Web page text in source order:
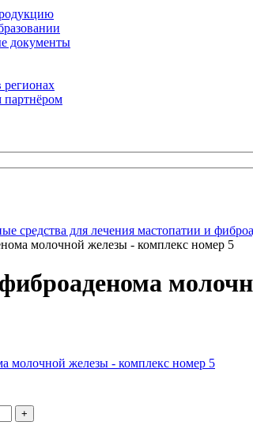
документы
регионах
партнёром
средства для лечения мастопатии и
молочной железы - комплекс номер 5
+